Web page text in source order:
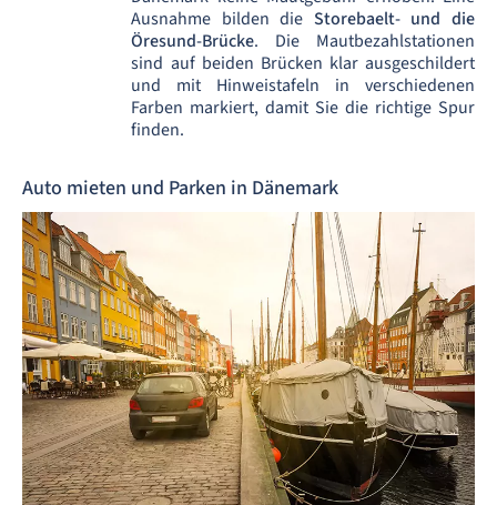
Ausnahme bilden die Storebaelt- und die
Öresund-Brücke. Die Mautbezahlstationen
sind auf beiden Brücken klar ausgeschildert
und mit Hinweistafeln in verschiedenen
Farben markiert, damit Sie die richtige Spur
finden.
Auto mieten und Parken in Dänemark